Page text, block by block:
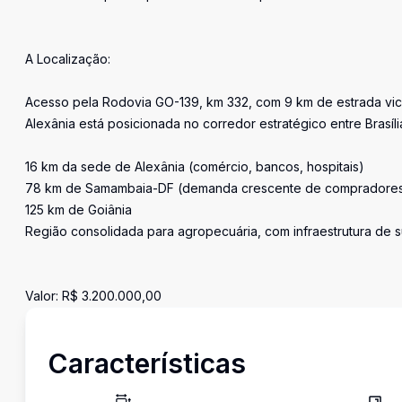
A Localização:
Acesso pela Rodovia GO-139, km 332, com 9 km de estrada
Alexânia está posicionada no corredor estratégico entre
16 km da sede de Alexânia (comércio, bancos, hospitais)
78 km de Samambaia-DF (demanda crescente de
125 km de Goiânia
Região consolidada para agropecuária, com infraestrutura de
Valor: R$ 3.200.000,00
Características